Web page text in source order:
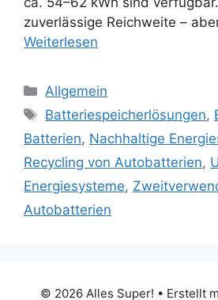
zuverlässige Reichweite –
Weiterlesen
Kategorien
Allgemein
Schlagwörter
Batteriespeicherlösungen,
Batterien, Nachhaltige
Recycling von Autobatterien,
Energiesysteme,
Autobatterien
© 2026 Alles Super! • Erstellt